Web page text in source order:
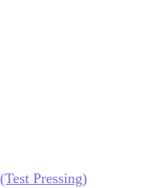
Pressing)